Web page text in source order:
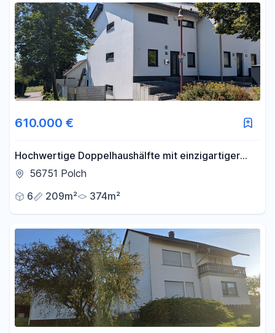
610.000 €
Hochwertige Doppelhaushälfte mit einzigartiger
Aussicht über Polch und das Maifeld
56751 Polch
6
209m² 374m²